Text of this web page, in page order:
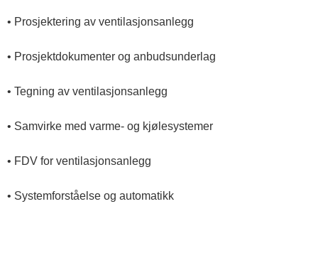
• Prosjektering av ventilasjonsanlegg
• Prosjektdokumenter og anbudsunderlag
• Tegning av ventilasjonsanlegg
• Samvirke med varme- og kjølesystemer
• FDV for ventilasjonsanlegg
• Systemforståelse og automatikk